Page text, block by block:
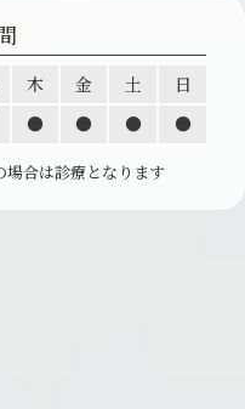
木 金 土 日
● ● ● ●
合は診療となります